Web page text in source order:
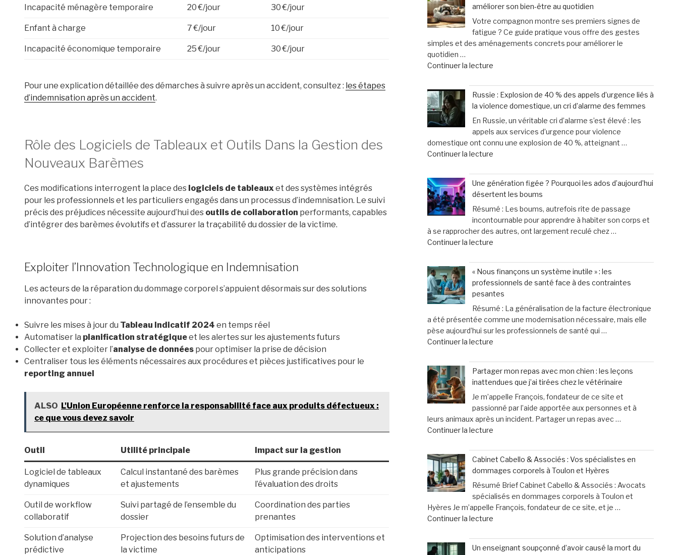
Incapacité ménagère temporaire 20 €/jour 30 €/jour
Enfant à charge 7 €/jour 10 €/jour
Incapacité économique temporaire 25 €/jour 30 €/jour
Pour une explication détaillée des démarches à suivre après un accident, consultez : les étapes
d’indemnisation après un accident.
Rôle des Logiciels de Tableaux et Outils Dans la Gestion des
Nouveaux Barèmes
Ces modifications interrogent la place des logiciels de tableaux et des systèmes intégrés
pour les professionnels et les particuliers engagés dans un processus d’indemnisation. Le suivi
précis des préjudices nécessite aujourd’hui des outils de collaboration performants, capables
d’intégrer des barèmes évolutifs et d’assurer la traçabilité du dossier de la victime.
Exploiter l’Innovation Technologique en Indemnisation
Les acteurs de la réparation du dommage corporel s’appuient désormais sur des solutions
innovantes pour :
Suivre les mises à jour du Tableau Indicatif 2024 en temps réel
Automatiser la planification stratégiqueet les alertes sur les ajustements futurs
Collecter et exploiter l’analyse de données pour optimiser la prise de décision
Centraliser tous les éléments nécessaires aux procédures et pièces justificatives pour le
reporting annuel
ALSO L'Union Européenne renforce la responsabilité face aux produits défectueux :
ce que vous devez savoir
Outil Utilité principale Impact sur la gestion
Logiciel de tableaux
dynamiques
Calcul instantané des barèmes
et ajustements
Plus grande précision dans
l’évaluation des droits
Outil de workflow
collaboratif
Suivi partagé de l’ensemble du
dossier
Coordination des parties
prenantes
Solution d’analyse
prédictive
Projection des besoins futurs de
la victime
Optimisation des interventions et
anticipations
à
vélo »
Scooter
:
April
Moto
avec
offre
sur-
mesure
et
un
service
d’excellence »
améliorer son bien-être au quotidien
Votre compagnon montre ses premiers signes de
fatigue ? Ce guide pratique vous offre des gestes
simples et des aménagements concrets pour améliorer le
quotidien …
Continuer la lecturede
chien
ou
chat
vieillit
:
astuces
faciles
améliorer
son
bien-
être
au
quotidien »
Russie : Explosion de 40 % des appels d’urgence liés à
la violence domestique, un cri d’alarme des femmes
En Russie, un véritable cri d’alarme s’est élevé : les
appels aux services d’urgence pour violence
domestique ont connu une explosion de 40 %, atteignant …
Continuer la lecturede
:
Explosion
de
40
%
des
appels
liés
à
la
violence
domestique,
un
cri
d’alarme
femmes »
Une génération figée ? Pourquoi les ados d’aujourd’hui
désertent les boums
Résumé : Les boums, autrefois rite de passage
incontournable pour apprendre à habiter son corps et
à se rapprocher des autres, ont largement reculé chez …
Continuer la lecturede
génération
figée
?
Pourquoi
les
ados
d’aujourd’hui
désertent
boums »
« Nous finançons un système inutile » : les
professionnels de santé face à des contraintes
pesantes
Résumé : La généralisation de la facture électronique
a été présentée comme une modernisation nécessaire, mais elle
pèse aujourd’hui sur les professionnels de santé qui …
Continuer la lecturede
Nous
finançons
un
système
inutile
»
:
professionnels
de
santé
face
à
des
contraintes
Partager mon repas avec mon chien : les leçons
inattendues que j’ai tirées chez le vétérinaire
Je m’appelle François, fondateur de ce site et
passionné par l’aide apportée aux personnes et à
leurs animaux après un incident. Partager un repas avec …
Continuer la lecturede
mon
repas
avec
mon
chien
:
les
inattendues
que
Cabinet Cabello & Associés : Vos spécialistes en
dommages corporels à Toulon et Hyères
Résumé Brief Cabinet Cabello & Associés : Avocats
spécialisés en dommages corporels à Toulon et
Hyères Je m’appelle François, fondateur de ce site, et je …
Continuer la lecturede
Cabello
&
Un enseignant soupçonné d’avoir causé la mort du